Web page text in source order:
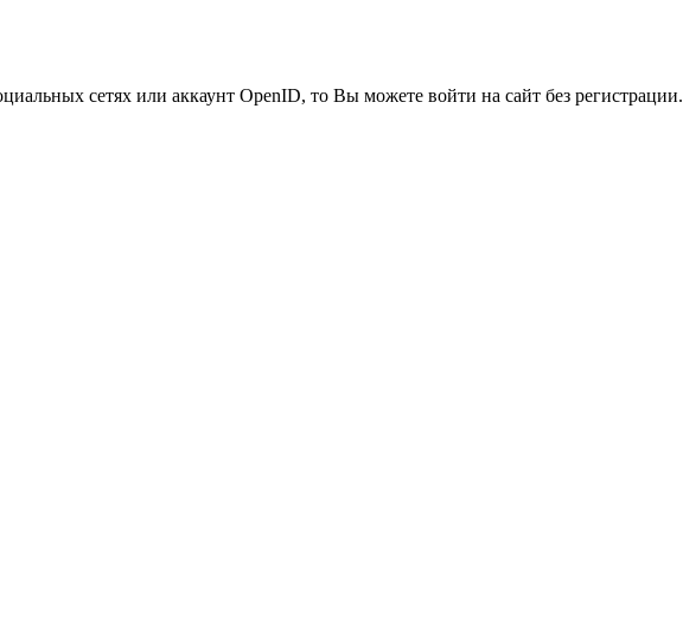
сетях или аккаунт OpenID, то Вы можете войти на сайт без регистрации.